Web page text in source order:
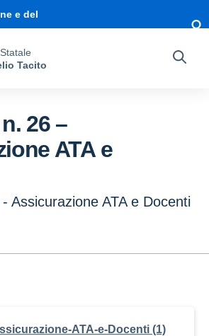
e del
Tacito
26 –
ATA e
Assicurazione ATA e Docenti
ATA-e-Docenti (1)